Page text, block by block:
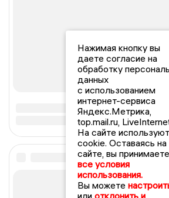
Нажимая кнопку вы
даете согласие на
обработку
данных
с использованием
интернет-сервиса
Яндекс.Метрика,
top.mail.ru,
На сайте
cookie. Оставаясь на
сайте, вы принимаете
все условия
использования.
Вы можете
или отклонить и